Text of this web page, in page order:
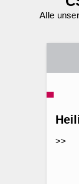
Alle
>>